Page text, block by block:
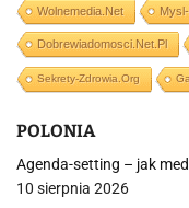
Wolnemedia.net
Dobrewiadomosci.net.pl
Sekrety-Zdrowia.org
POLONIA
Agenda-setting – jak
10 sierpnia 2026